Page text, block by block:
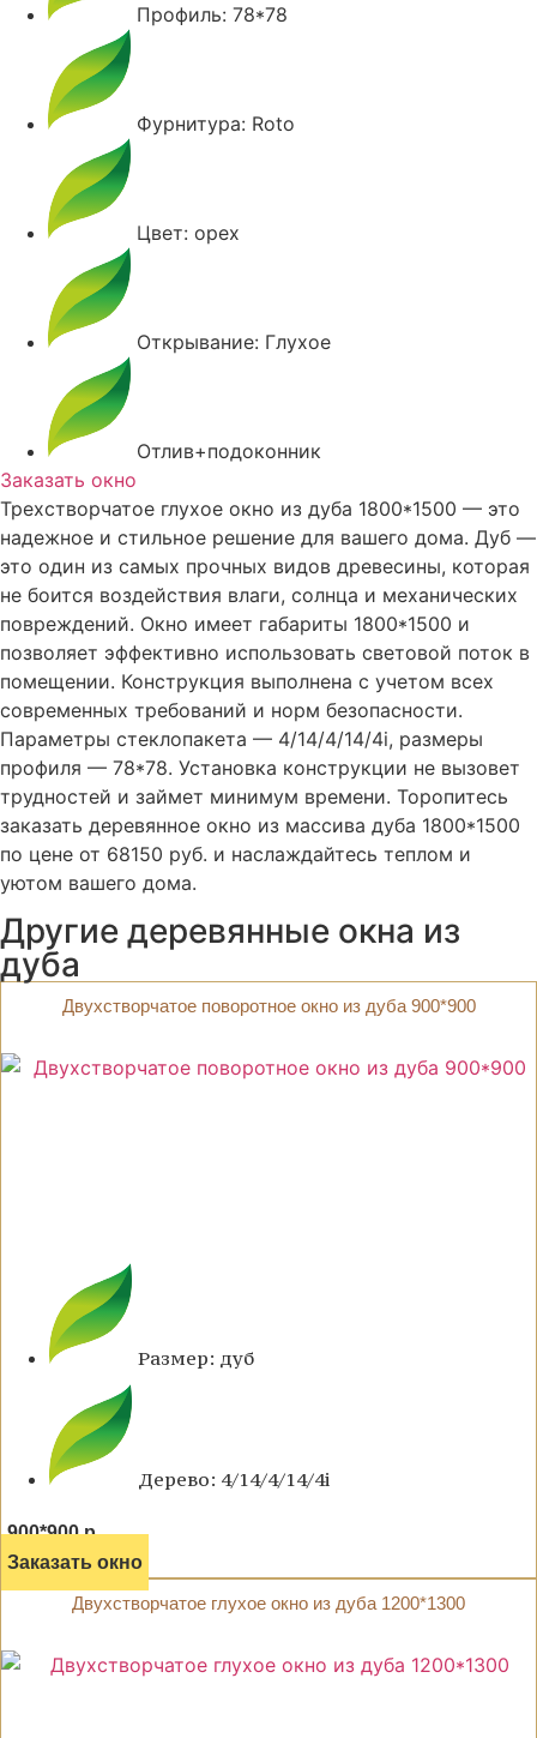
Профиль: 78*78
Фурнитура: Roto
Цвет: орех
Открывание: Глухое
Отлив+подоконник
Заказать окно
Трехстворчатое глухое окно из дуба 1800*1500 — это
надежное и стильное решение для вашего дома. Дуб —
это один из самых прочных видов древесины, которая
не боится воздействия влаги, солнца и механических
повреждений. Окно имеет габариты 1800*1500 и
позволяет эффективно использовать световой поток в
помещении. Конструкция выполнена с учетом всех
современных требований и норм безопасности.
Параметры стеклопакета — 4/14/4/14/4i, размеры
профиля — 78*78. Установка конструкции не вызовет
трудностей и займет минимум времени. Торопитесь
заказать деревянное окно из массива дуба 1800*1500
по цене от 68150 руб. и наслаждайтесь теплом и
уютом вашего дома.
Другие деревянные окна из
дуба
Двухстворчатое поворотное окно из дуба 900*900
Размер: дуб
Дерево: 4/14/4/14/4i
900*900 р.
Заказать окно
Двухстворчатое глухое окно из дуба 1200*1300